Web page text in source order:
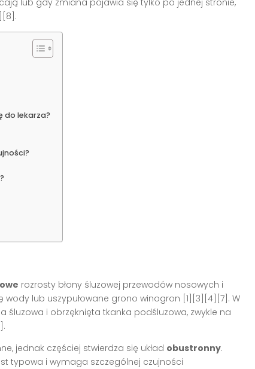
lub gdy zmiana pojawia się tylko po jednej stronie,
do lekarza?
rozrosty błony śluzowej przewodów nosowych i
lub uszypułowane grono winogron [1][3][4][7]. W
i obrzęknięta tkanka podśluzowa, zwykle na
jednak częściej stwierdza się układ obustronny.
typowa i wymaga szczególnej czujności